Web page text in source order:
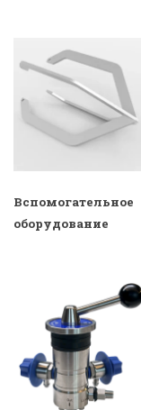
Вспомогательное
оборудование